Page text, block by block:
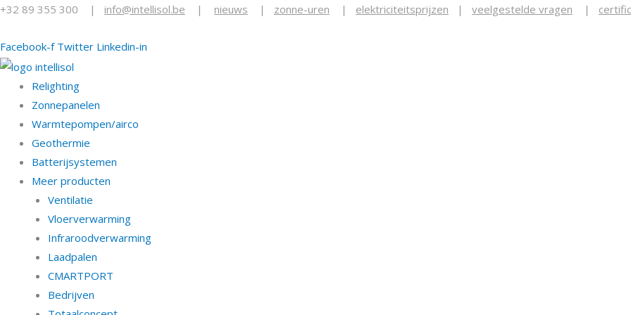
+32 89 355 300 | info@intellisol.be | nieuws | zonne-uren | elektriciteitsprijzen | veelgestelde vragen |
Facebook-f Twitter Linkedin-in
Relighting
Zonnepanelen
Warmtepompen/airco
Geothermie
Batterijsystemen
Meer producten
Ventilatie
Vloerverwarming
Infraroodverwarming
Laadpalen
CMARTPORT
Bedrijven